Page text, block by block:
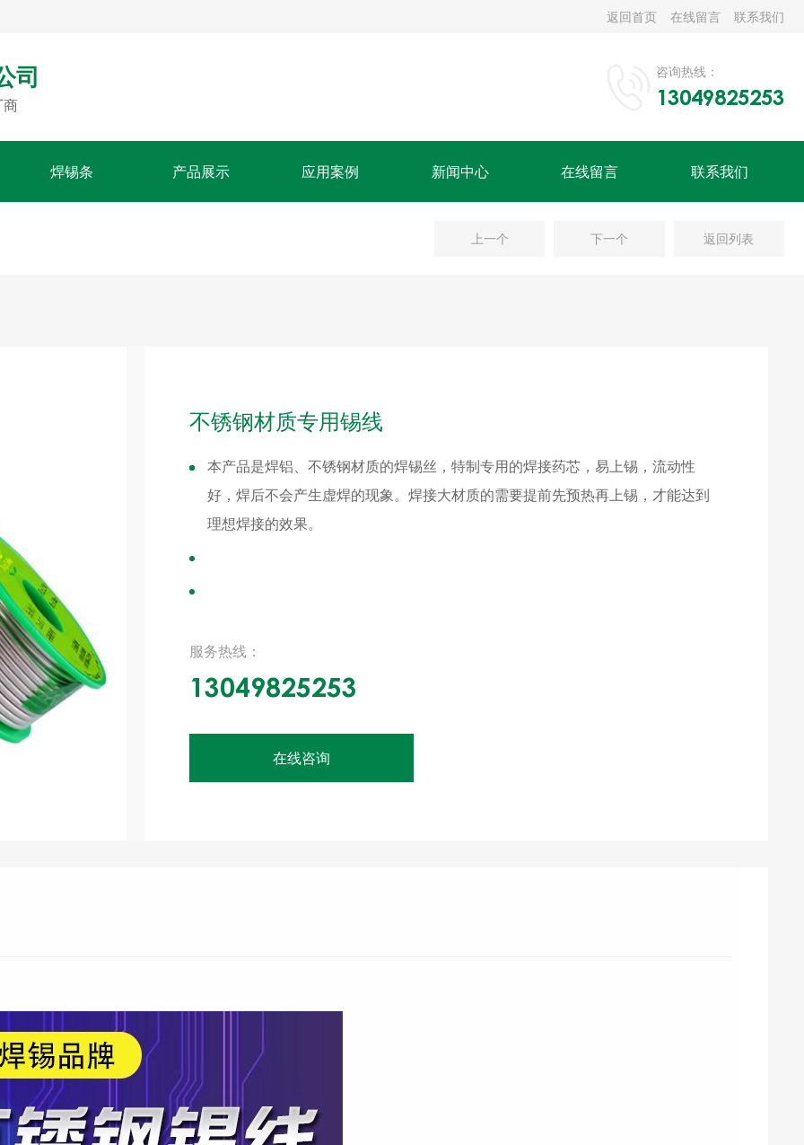
返回首页 在线留言 联系我们
司
商
咨询热线：
13049825253
焊锡条 产品展示 应用案例 新闻中心 在线留言 联系我们
上一个 下一个 返回列表
不锈钢材质专用锡线
本产品是焊铝、不锈钢材质的焊锡丝，特制专用的焊接药芯，易上锡，流动性
好，焊后不会产生虚焊的现象。焊接大材质的需要提前先预热再上锡，才能达到
理想焊接的效果。
服务热线：
13049825253
在线咨询